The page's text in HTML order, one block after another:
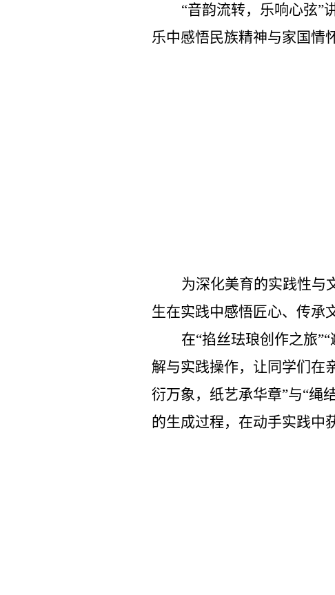
“音韵流转，乐响心弦”
乐中感悟民族精神与家国情
为深化美育的实践性与
生在实践中感悟匠心、传承
在“掐丝珐琅创作之旅
解与实践操作，让同学们在
衍万象，纸艺承华章”与“绳
的生成过程，在动手实践中